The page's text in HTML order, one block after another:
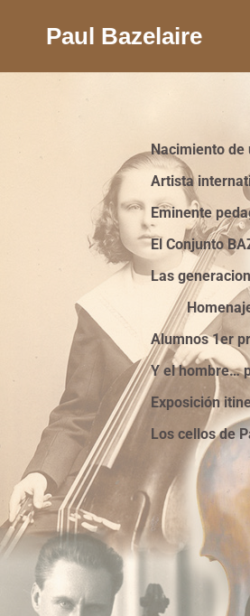
Paul Bazelaire
Nacimiento de
Artista
Eminente
El Conjunto
Las
Alumnos 1er
Y el hombre…
Exposición
Los cellos de